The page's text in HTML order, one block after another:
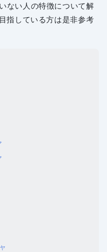
ない人の特徴について解
指している方は是非参考